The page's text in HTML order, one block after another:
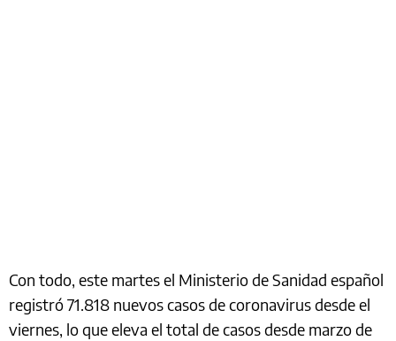
Con todo, este martes el Ministerio de Sanidad español
registró 71.818 nuevos casos de coronavirus desde el
viernes, lo que eleva el total de casos desde marzo de